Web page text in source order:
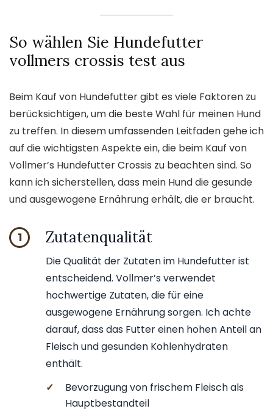
So wählen Sie Hundefutter
vollmers crossis test aus
Beim Kauf von Hundefutter gibt es viele Faktoren zu
berücksichtigen, um die beste Wahl für meinen Hund
zu treffen. In diesem umfassenden Leitfaden gehe ich
auf die wichtigsten Aspekte ein, die beim Kauf von
Vollmer’s Hundefutter Crossis zu beachten sind. So
kann ich sicherstellen, dass mein Hund die gesunde
und ausgewogene Ernährung erhält, die er braucht.
1 Zutatenqualität
Die Qualität der Zutaten im Hundefutter ist
entscheidend. Vollmer’s verwendet
hochwertige Zutaten, die für eine
ausgewogene Ernährung sorgen. Ich achte
darauf, dass das Futter einen hohen Anteil an
Fleisch und gesunden Kohlenhydraten
enthält.
✓
Bevorzugung von frischem Fleisch als
Hauptbestandteil